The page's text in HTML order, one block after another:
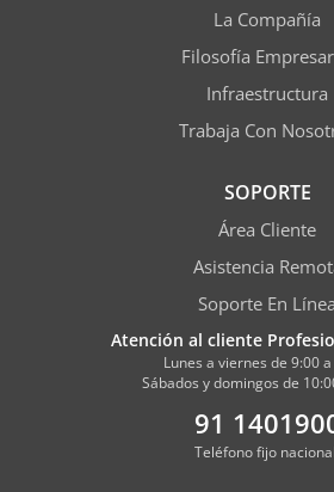
La Compañía
Filosofía
Infraestructura
Trabaja Con
SOPORTE
Área Cliente
Asistencia
Soporte En Línea
Atención al cliente
Lunes a viernes de 9:00
Sábados y domingos de
91
Teléfono fijo